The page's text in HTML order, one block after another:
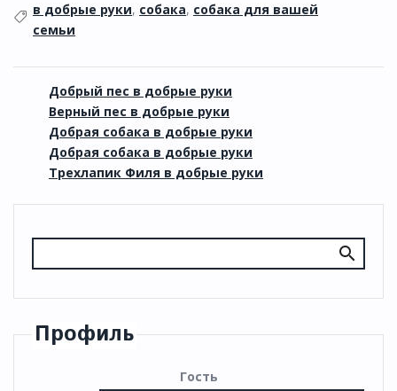
в добрые руки, собака, собака для вашей
семьи
Добрый пес в добрые руки
Верный пес в добрые руки
Добрая собака в добрые руки
Добрая собака в добрые руки
Трехлапик Филя в добрые руки
Профиль
Гость